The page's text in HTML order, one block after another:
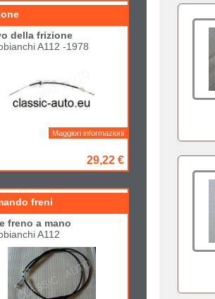
della frizione
A112 -1978
Maggiori informazioni
29,22 €
freni
freno a mano
A112